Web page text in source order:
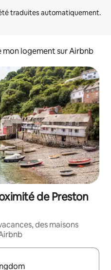
mon logement sur Airbnb
de Preston
des maisons
utilisez les flèches vers le